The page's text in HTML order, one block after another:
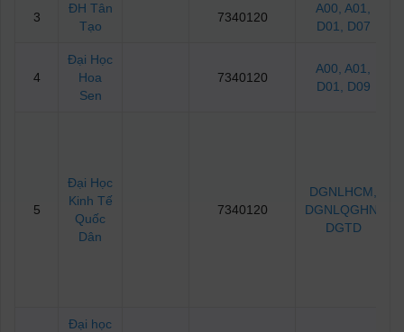
3
ĐH Tân
Tạo
7340120
A00 , A01
D01
, D07
4
Đại Học
Hoa
Sen
7340120
A00 , A01
D01
, D09
5
Đại Học
Kinh Tế
Quốc
Dân
7340120
DGNLHCM
DGNLQGHN
DGTD
Đại học